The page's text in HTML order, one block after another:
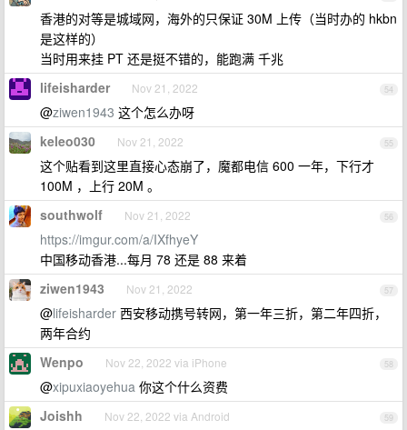
香港的对等是城域网，海外的只保证 30M 上传（当时办的 hkbn
是这样的）
当时用来挂 PT 还是挺不错的，能跑满 千兆
54
lifeisharder Nov 21, 2022
@ziwen1943 这个怎么办呀
55
keleo030 Nov 21, 2022
这个贴看到这里直接心态崩了，魔都电信 600 一年，下行才
100M ，上行 20M 。
56
southwolf Nov 21, 2022
https://imgur.com/a/IXfhyeY
中国移动香港...每月 78 还是 88 来着
57
ziwen1943 Nov 21, 2022
@lifeisharder 西安移动携号转网，第一年三折，第二年四折，
两年合约
58
Wenpo Nov 22, 2022 via iPhone
@xipuxiaoyehua 你这个什么资费
59
Joishh Nov 22, 2022 via Android